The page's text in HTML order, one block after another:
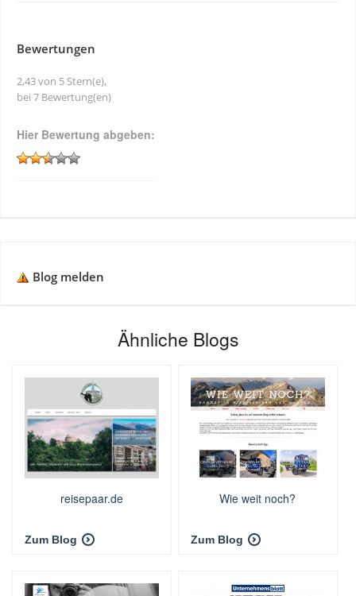
Bewertungen
2,43 von 5 Stern(e),
bei 7 Bewertung(en)
Hier Bewertung abgeben:
Blog melden
Ähnliche Blogs
reisepaar.de
Zum Blog
Wie weit noch?
Zum Blog